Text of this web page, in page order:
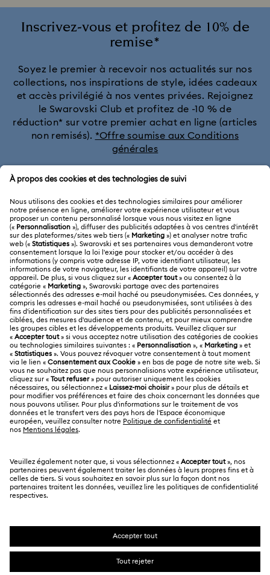
Inscrivez-vous et profitez de 10% de
remise*
Soyez le premier à recevoir nos actualités sur nos
collections, nos inspirations de style, idées cadeaux
et accès privilégié à nos ventes privées. Rejoignez
le Swarovski Club et profitez de -10 % de
réduction* sur votre premier achat en ligne (articles
non remisés). *Offre soumise aux Conditions
générales
Rejoignez le club
SERVICE CLIENTÈLE
Aperçu du service clientèle
Solde de la carte cadeau
Statut de réparation
Contactez-Nous
Calculer votre taille
Rechercher une boutique
A PROPOS
À propos de Swarovski
Emploi & Carrières
Alumni Community
Pour les professionnels
Swarovski Created Diamonds
Kristallwelten
MENTIONS LÉGALES
Conditions D’Utilisation
Conditions Générales
Politique De Confidentialité
Gestion Des Cookies
Mention Légale
Déclaration de consentement relative à la protection des
Autres pays/régions
English
Deutsch Español Français
SWAROVSKI et le logo Cygne sont des marques
déposées de Swarovski AG.